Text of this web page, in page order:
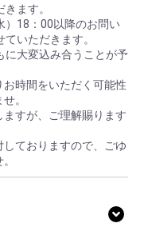
ます。
）18：00以降のお問い
いただきます。
大変込み合うことが予
時間をいただく可能性
。
すが、ご理解賜ります
ておりますので、ごゆ